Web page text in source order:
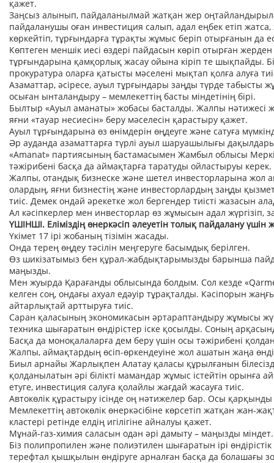
қажет.
Заңсыз алынып, пайдаланылмай жатқан жер
пайдаланушы оған инвестиция салып, адал еңбек етіп
көркейтіп, тұрғындарға тұрақты жұмыс беріп отырғанын да
Көптеген меншік иесі өздері пайдасын көріп отырған
тұрғындарына қамқорлық жасау ойына кіріп те шықпайды.
прокуратура оларға қатысты мәселені мықтап қолға алуға
Азаматтар, әсіресе, ауыл тұрғындары заңды түрде
осыған ынталандыру – мемлекеттің басты міндетінің бірі.
Былтыр «Ауыл аманаты» жобасы басталды. Жалпы нәтижесі
яғни «тауар несиесін» беру мәселесін қарастыру қажет.
Ауыл тұрғындарына өз өнімдерін өңдеуге және сатуға
Әр ауданда азаматтарға түрлі ауыл шаруашылығы
«Amanat» партиясының бастамасымен Жамбыл облысы
тәжірибені басқа да аймақтарға таратуды ойластыруы керек.
Жалпы, отандық бизнеске және шетел инвесторларына жол
олардың, яғни бизнестің және инвесторлардың заңды
тиіс. Демек ондай әрекетке жол бергендер тиісті жазасын
Ал кәсіпкерлер мен инвесторлар өз жұмысын адал
ҮШІНШІ. Еліміздің өнеркәсіп әлеуетін толық пайдалану
Үкімет 17 ірі жобаның тізімін жасады.
Онда терең өңдеу тәсілін меңгеруге басымдық берілген.
Өз шикізатымыз бен құрал-жабдықтарымызды барынша
маңызды.
Мен жуырда Қарағанды облысында болдым. Сол кезде
келген соң, ондағы ахуал едәуір тұрақталды. Кәсіпорын
айтарлықтай арттыруға тиіс.
Саран қаласының экономикасын әртараптандыру жұмысы
техника шығаратын өндірістер іске қосылды. Соның
Басқа да моноқалаларға дем беру үшін осы тәжірибені
Жалпы, аймақтардың өсіп-өркендеуіне жол ашатын жаңа
Биыл арнайы Жарлықпен Алатау қаласы құрылғанын
қолданылатын әрі білікті мамандар жұмыс істейтін орынға
етуге, инвестиция салуға қолайлы жағдай жасауға тиіс.
Автокөлік құрастыру ісінде оң нәтижелер бар. Осы қарқынды
Мемлекеттің автокөлік өнеркәсібіне көрсетіп жатқан жан-
кластері ретінде елдің игілігіне айналуы қажет.
Мұнай-газ-химия саласын одан әрі дамыту – маңызды міндет.
Біз полипропилен және полиэтилен шығаратын ірі
терефтал қышқылын өндіруге арналған басқа да болашағы